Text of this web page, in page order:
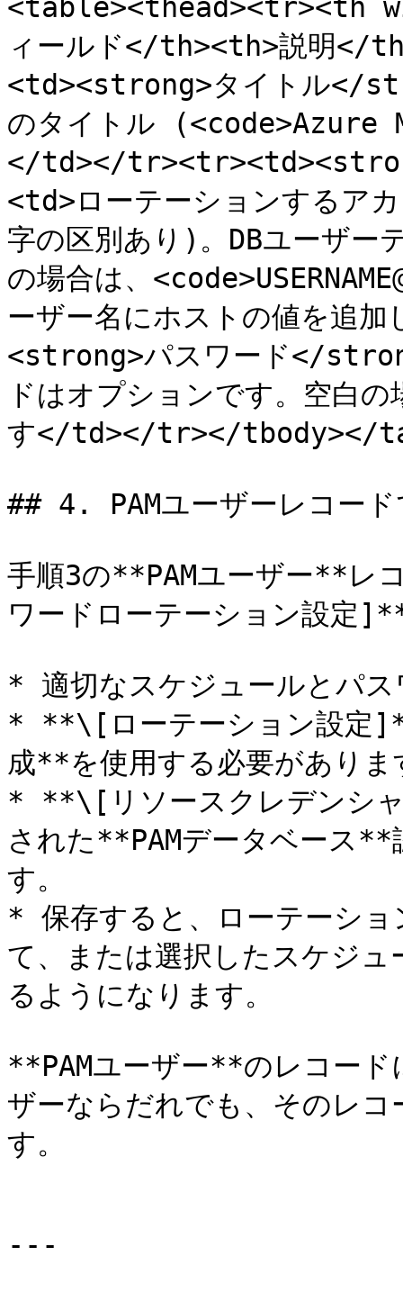
<table><thead><tr><th
ィールド</th><th>説明
<td><strong>タイトル</
のタイトル (<code>Azure
</td></
<td>ローテーションするア
字の区別あり)。DBユーザー
の場合は、
ーザー名にホストの値を
<strong>パスワード</
ドはオプションです。空白
す</td></tr></tbody></
## 4. PAMユーザーレコード
手順3の**PAMユーザー**
ワードローテーション設定
* 適切なスケジュールとパス
* **\[ローテーション設定
成**を使用する必要がありま
* **\[リソースクレデンシ
された**PAMデータベース**
す。
* 保存すると、ローテーショ
て、または選択したスケジ
るようになります。
**PAMユーザー**のレコー
ザーならだれでも、そのレ
す。
---